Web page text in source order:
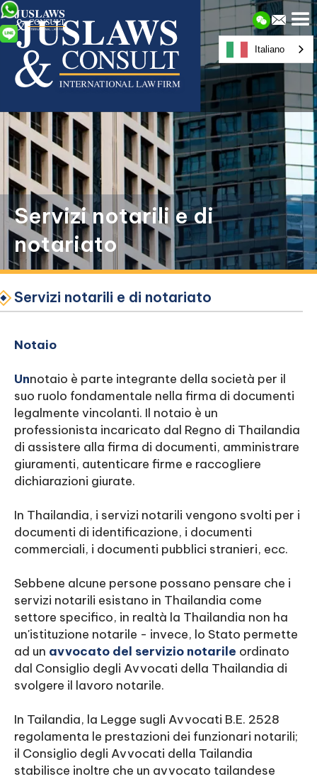
Servizi notarili e di
notariato
Servizi notarili e di notariato
Notaio
‍Unnotaio è parte integrante della società per il
suo ruolo fondamentale nella firma di documenti
legalmente vincolanti. Il notaio è un
professionista incaricato dal Regno di Thailandia
di assistere alla firma di documenti, amministrare
giuramenti, autenticare firme e raccogliere
dichiarazioni giurate.
In Thailandia, i servizi notarili vengono svolti per i
documenti di identificazione, i documenti
commerciali, i documenti pubblici stranieri, ecc.
Sebbene alcune persone possano pensare che i
servizi notarili esistano in Thailandia come
settore specifico, in realtà la Thailandia non ha
un'istituzione notarile - invece, lo Stato permette
ad un avvocato del servizio notarile ordinato
dal Consiglio degli Avvocati della Thailandia di
svolgere il lavoro notarile.
In Tailandia, la Legge sugli Avvocati B.E. 2528
regolamenta le prestazioni dei funzionari notarili;
il Consiglio degli Avvocati della Tailandia
stabilisce inoltre che un avvocato tailandese
Italiano